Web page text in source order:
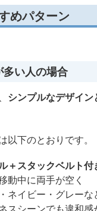
めパターン
多い人の場合
シンプルなデザイ
以下のとおりです。
＋スタックベルト付
動中に両手が空く
ネイビー・グレー